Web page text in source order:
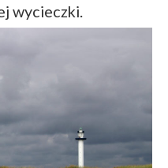
wycieczki.